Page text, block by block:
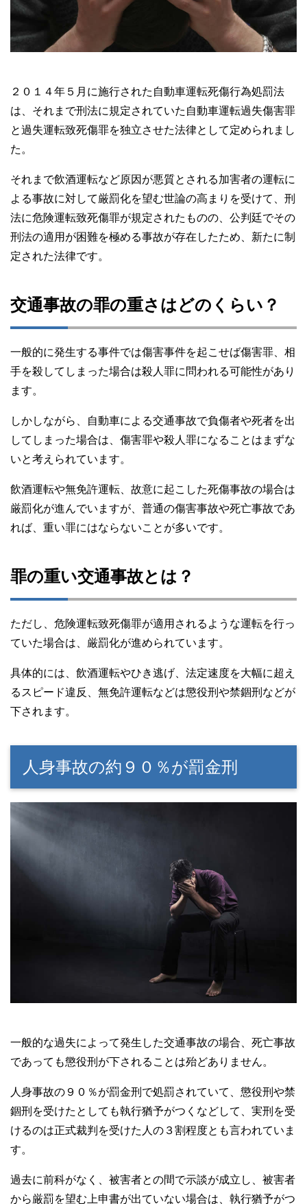
２０１４年５月に施行された自動車運転死傷行為処罰法
は、それまで刑法に規定されていた自動車運転過失傷害罪
と過失運転致死傷罪を独立させた法律として定められまし
た。
それまで飲酒運転など原因が悪質とされる加害者の運転に
よる事故に対して厳罰化を望む世論の高まりを受けて、刑
法に危険運転致死傷罪が規定されたものの、公判廷でその
刑法の適用が困難を極める事故が存在したため、新たに制
定された法律です。
交通事故の罪の重さはどのくらい？
一般的に発生する事件では傷害事件を起こせば傷害罪、相
手を殺してしまった場合は殺人罪に問われる可能性があり
ます。
しかしながら、自動車による交通事故で負傷者や死者を出
してしまった場合は、傷害罪や殺人罪になることはまずな
いと考えられています。
飲酒運転や無免許運転、故意に起こした死傷事故の場合は
厳罰化が進んでいますが、普通の傷害事故や死亡事故であ
れば、重い罪にはならないことが多いです。
罪の重い交通事故とは？
ただし、危険運転致死傷罪が適用されるような運転を行っ
ていた場合は、厳罰化が進められています。
具体的には、飲酒運転やひき逃げ、法定速度を大幅に超え
るスピード違反、無免許運転などは懲役刑や禁錮刑などが
下されます。
人身事故の約９０％が罰金刑
一般的な過失によって発生した交通事故の場合、死亡事故
であっても懲役刑が下されることは殆どありません。
人身事故の９０％が罰金刑で処罰されていて、懲役刑や禁
錮刑を受けたとしても執行猶予がつくなどして、実刑を受
けるのは正式裁判を受けた人の３割程度とも言われていま
す。
過去に前科がなく、被害者との間で示談が成立し、被害者
から厳罰を望む上申書が出ていない場合は、執行猶予がつ